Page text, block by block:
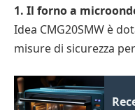
1. Il forno a
Idea CMG20SMW è
misure di sicurezza